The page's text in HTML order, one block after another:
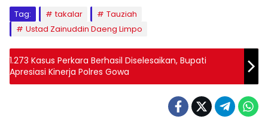
Tag: takalar
Tauziah
Ustad Zainuddin Daeng Limpo
1.273 Kasus Perkara Berhasil Diselesaikan, Bupati
Apresiasi Kinerja Polres Gowa